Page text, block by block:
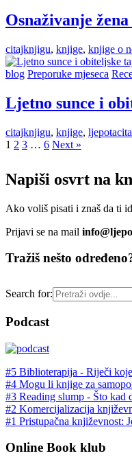
Osnaživanje
citajknjigu, knjige, knjige o
blog Preporuke mjeseca
Ljetno sunce i
citajknjigu, knjige,
1 2 3 … 6 Next »
Napiši osvrt na
Ako voliš pisati i znaš da ti
Prijavi se na mail
Tražiš nešto
Search for:
Podcast
#5 Biblioterapija - Riječi
#4 Mogu li knjige za
#3 Reading slump - Što kad
#2 Komercijalizacija
#1 Pristupačna književnost:
Online Book klub